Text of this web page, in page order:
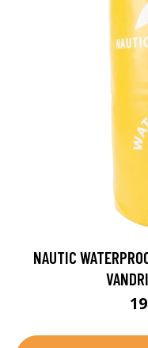
NAUTIC